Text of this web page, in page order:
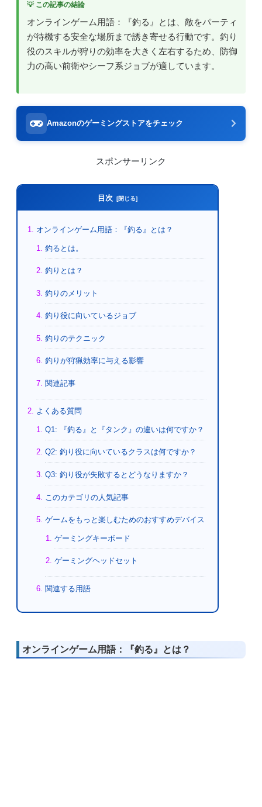
💡 この記事の結論
オンラインゲーム用語：『釣る』とは、敵をパーティ
が待機する安全な場所まで誘き寄せる行動です。釣り
役のスキルが狩りの効率を大きく左右するため、防御
力の高い前衛やシーフ系ジョブが適しています。
Amazonのゲーミングストアをチェック
スポンサーリンク
目次
オンラインゲーム用語：『釣る』とは？
釣るとは。
釣りとは？
釣りのメリット
釣り役に向いているジョブ
釣りのテクニック
釣りが狩猟効率に与える影響
関連記事
よくある質問
Q1: 『釣る』と『タンク』の違いは何ですか？
Q2: 釣り役に向いているクラスは何ですか？
Q3: 釣り役が失敗するとどうなりますか？
このカテゴリの人気記事
ゲームをもっと楽しむためのおすすめデバイス
ゲーミングキーボード
ゲーミングヘッドセット
関連する用語
オンラインゲーム用語：『釣る』とは？